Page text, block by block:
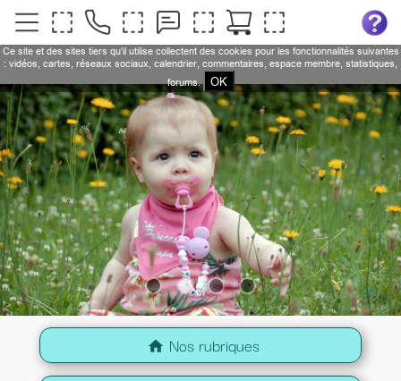
home Nos rubriques
Ce site et des sites tiers qu'il utilise collectent des cookies pour les fonctionnalités suivantes
: vidéos, cartes, réseaux sociaux, calendrier, commentaires, espace membre, statistiques,
forums.
OK